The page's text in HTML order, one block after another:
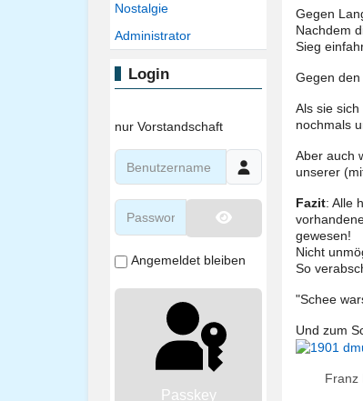
Nostalgie
Administrator
Login
nur Vorstandschaft
Benutzername
Passwort
Passwort anzeigen
Angemeldet bleiben
Passkey
Gegen
Nachdem
Sieg
Gegen
Als sie
nochmals
Aber auch
unserer
Fazit: Alle
gewesen!
Nicht
So
"Schee
Und zum
Franz